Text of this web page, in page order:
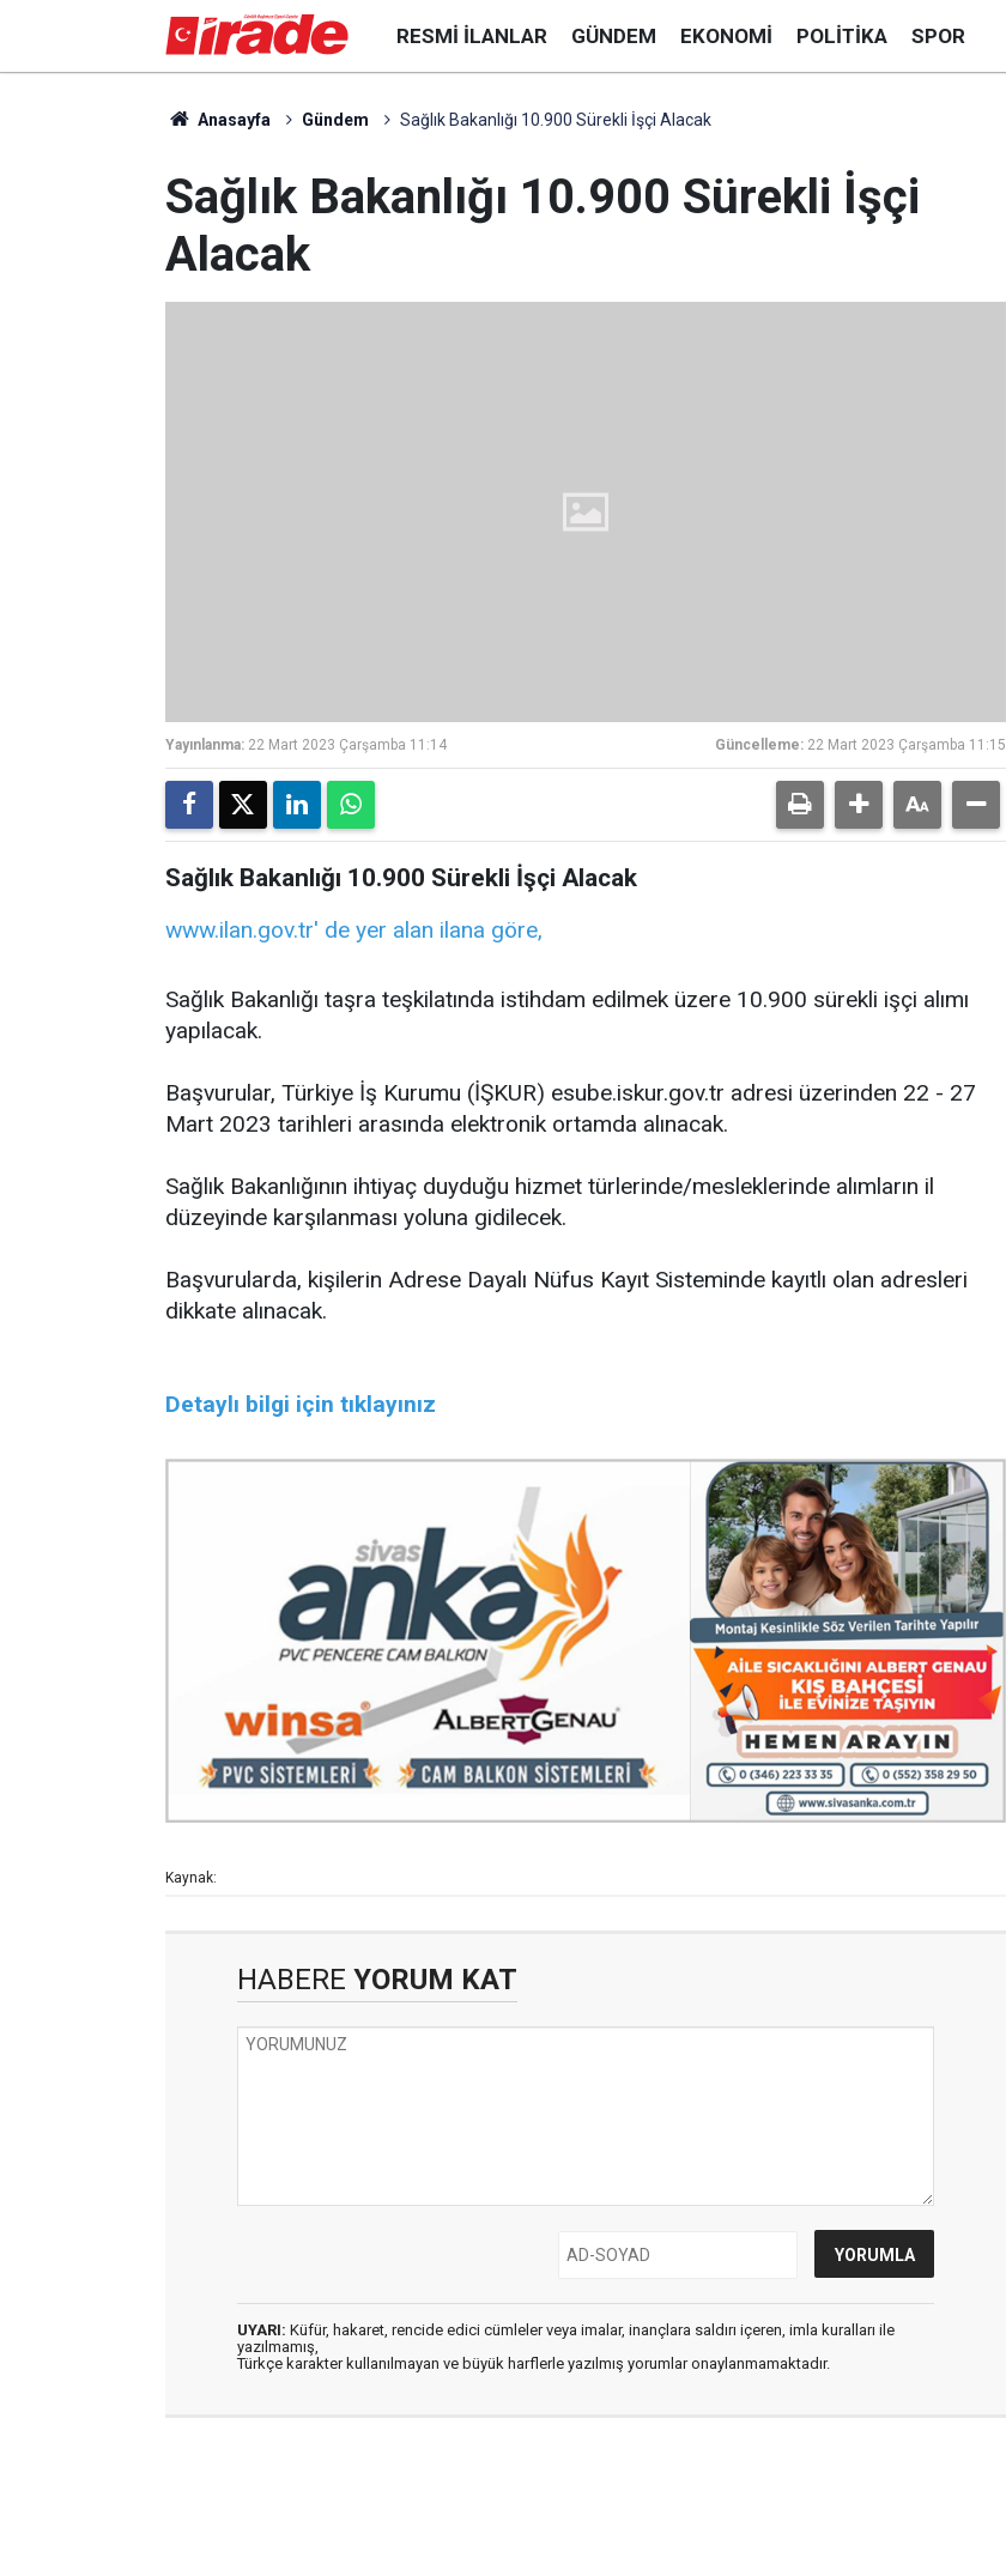
RESMI İLANLAR GÜNDEM EKONOMI POLITIKA SPOR
Anasayfa Gündem Sağlık Bakanlığı 10.900 Sürekli İşçi Alacak
Sağlık Bakanlığı 10.900 Sürekli İşçi
Alacak
Yayınlanma: 22 Mart 2023 Çarşamba 11:14 Güncelleme: 22 Mart 2023 Çarşamba 11:15
Sağlık Bakanlığı 10.900 Sürekli İşçi Alacak
www.ilan.gov.tr' de yer alan ilana göre,
Sağlık Bakanlığı taşra teşkilatında istihdam edilmek üzere 10.900 sürekli işçi alımı
yapılacak.
Başvurular, Türkiye İş Kurumu (İŞKUR) esube.iskur.gov.tr adresi üzerinden 22 - 27
Mart 2023 tarihleri arasında elektronik ortamda alınacak.
Sağlık Bakanlığının ihtiyaç duyduğu hizmet türlerinde/mesleklerinde alımların il
düzeyinde karşılanması yoluna gidilecek.
Başvurularda, kişilerin Adrese Dayalı Nüfus Kayıt Sisteminde kayıtlı olan adresleri
dikkate alınacak.
Detaylı bilgi için tıklayınız
Kaynak:
HABERE YORUM KAT
UYARI: Küfür, hakaret, rencide edici cümleler veya imalar, inançlara saldırı içeren, imla kuralları ile
yazılmamış,
Türkçe karakter kullanılmayan ve büyük harflerle yazılmış yorumlar onaylanmamaktadır.